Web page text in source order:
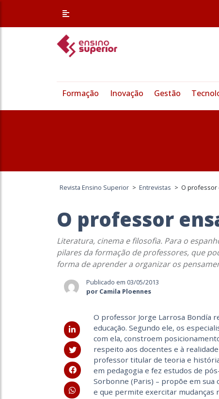
Formação Inovação Gestão
Revista Ensino Superior > Entrevistas > O professor
O professor
Literatura, cinema e filosofia. Para o
pilares da formação de professores, que
forma de aprender a organizar os
Publicado em 03/05/2013
por Camila Ploennes
O professor Jorge Larrosa Bondía
educação. Segundo ele, os
com ela, constroem
respeito aos docentes e à
professor titular de teoria e
em pedagogia e fez estudos de
Sorbonne (Paris) – propõe em sua
e que permite exercitar mudanças